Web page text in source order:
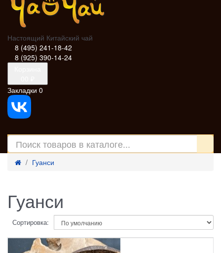
Настоящий Китайский чай
8 (495) 241-18-42
8 (925) 390-14-24
Закладки 0
Гуанси
Гуанси
Сортировка: